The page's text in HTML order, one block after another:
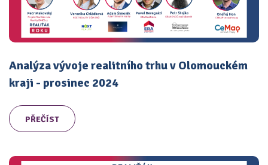
Analýza vývoje realitního trhu v Olomouckém
kraji - prosinec 2024
PŘEČÍST